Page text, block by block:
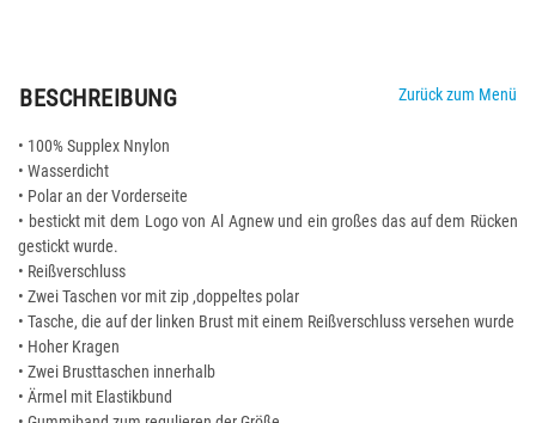
BESCHREIBUNG Zurück zum Menü
• 100% Supplex Nnylon
• Wasserdicht
• Polar an der Vorderseite
• bestickt mit dem Logo von Al Agnew und ein großes das auf dem Rücken
gestickt wurde.
• Reißverschluss
• Zwei Taschen vor mit zip ,doppeltes polar
• Tasche, die auf der linken Brust mit einem Reißverschluss versehen wurde
• Hoher Kragen
• Zwei Brusttaschen innerhalb
• Ärmel mit Elastikbund